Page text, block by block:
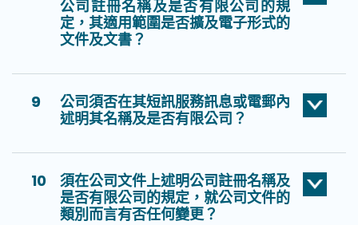
公司註冊名稱及是否有限公司的規
定，其適用範圍是否擴及電子形式的
文件及文書？
9
公司須否在其短訊服務訊息或電郵內
述明其名稱及是否有限公司？
10
須在公司文件上述明公司註冊名稱及
是否有限公司的規定，就公司文件的
類別而言有否任何變更？